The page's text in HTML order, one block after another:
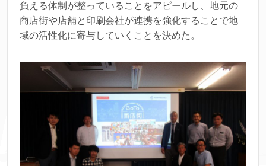
負える体制が整っていることをアピールし、地元の
商店街や店舗と印刷会社が連携を強化することで地
域の活性化に寄与していくことを決めた。